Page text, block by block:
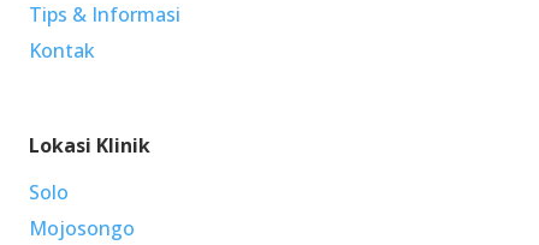
Tips & Informasi
Kontak
Lokasi Klinik
Solo
Mojosongo